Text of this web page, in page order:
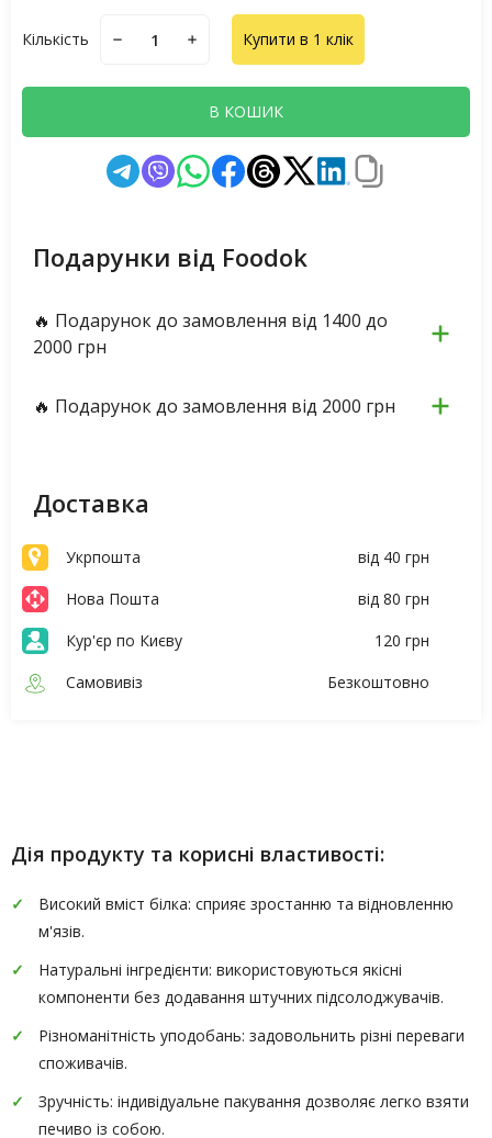
Кількість Купити в 1 клік
В КОШИК
Подарунки від Foodok
🔥 Подарунок до замовлення від 1400 до
2000 грн
🔥 Подарунок до замовлення від 2000 грн
Доставка
Укрпошта
від 40 грн
Нова Пошта
від 80 грн
Кур'єр по Києву
120 грн
Самовивіз
Безкоштовно
Дія продукту та корисні властивості:
Високий вміст білка: сприяє зростанню та відновленню
м'язів.
Натуральні інгредієнти: використовуються якісні
компоненти без додавання штучних підсолоджувачів.
Різноманітність уподобань: задовольнить різні переваги
споживачів.
Зручність: індивідуальне пакування дозволяє легко взяти
печиво із собою.